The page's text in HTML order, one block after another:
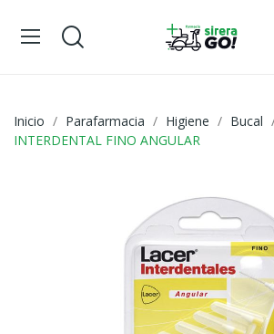
Inicio Parafarmacia Higiene Bucal
INTERDENTAL FINO ANGULAR